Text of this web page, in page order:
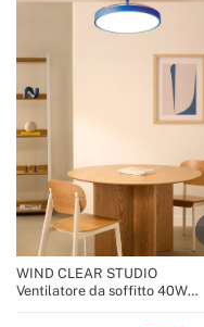
WIND CLEAR STUDIO
Ventilatore da soffitto 40W